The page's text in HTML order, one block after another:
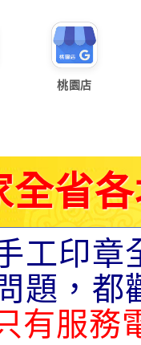
桃園店
全省
工印章
題，都
有服務